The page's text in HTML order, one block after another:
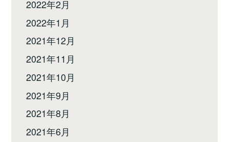
2022年2月
2022年1月
2021年12月
2021年11月
2021年10月
2021年9月
2021年8月
2021年6月